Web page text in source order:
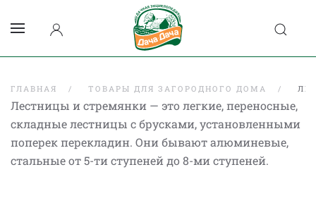
ГЛАВНАЯ ТОВАРЫ ДЛЯ ЗАГОРОДНОГО ДОМА
Лестницы и стремянки — это легкие, переносные,
складные лестницы с брусками, установленными
поперек перекладин. Они бывают алюминевые,
стальные от 5-ти ступеней до 8-ми ступеней.